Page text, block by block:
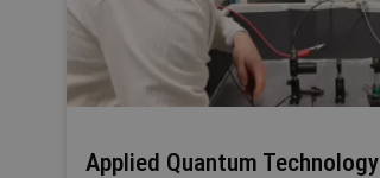
Applied Quantum Technology